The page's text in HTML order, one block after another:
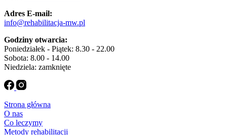
Adres E-mail:
info@rehabilitacja-mw.pl
Godziny otwarcia:
Poniedziałek - Piątek: 8.30 - 22.00
Sobota: 8.00 - 14.00
Niedziela: zamknięte
Strona główna
O nas
Co leczymy
Metody rehabilitacji